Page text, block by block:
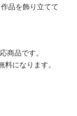
品を飾り立てて
商品です。
になります。